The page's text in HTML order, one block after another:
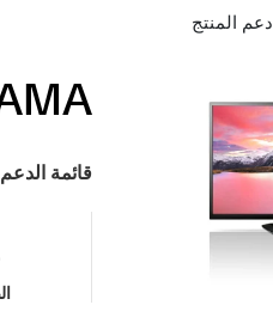
دعم المنتج
قائمة الدعم